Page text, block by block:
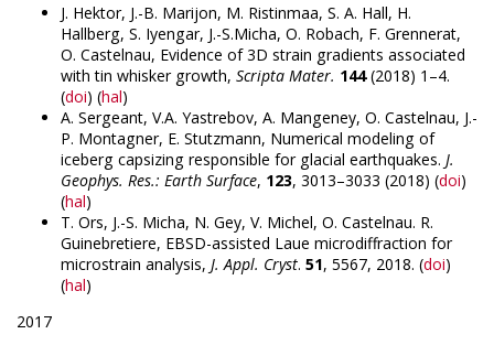
J. Hektor, J.-B. Marijon, M. Ristinmaa, S. A. Hall, H.
Hallberg, S. Iyengar, J.-S.Micha, O. Robach, F. Grennerat,
O. Castelnau, Evidence of 3D strain gradients associated
with tin whisker growth, Scripta Mater. 144(2018) 1–4.
(doi) (hal)
A. Sergeant, V.A. Yastrebov, A. Mangeney, O. Castelnau, J.-
P. Montagner, E. Stutzmann, Numerical modeling of
iceberg capsizing responsible for glacial earthquakes. J.
Geophys. Res.: Earth Surface, 123, 3013–3033 (2018) (doi)
(hal)
T. Ors, J.-S. Micha, N. Gey, V. Michel, O. Castelnau. R.
Guinebretiere, EBSD-assisted Laue microdiffraction for
microstrain analysis, J. Appl. Cryst. 51, 5567, 2018. (doi)
(hal)
2017